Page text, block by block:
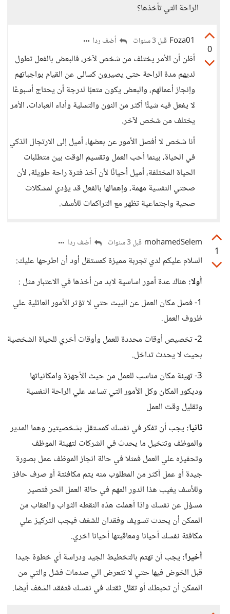
الراحة التي تأخذها؟
0
Foza01 قبل 3 سنوات أضف ردا
أظن أن الأمر يختلف من شخص لآخر، فالبعض بالفعل تطول
لديهم مدة الراحة حتى يصيرون كسالى عن القيام بواجباتهم
وإنجاز أعمالهم، والبعض يكون متعبًا لدرجة أن يحتاج أسبوعًا
لا يفعل فيه شيئًا أكثر من النون والتسلية وأداء العبادات، الأمر
يختلف من شخص لآخر.
أنا شخص لا أفصل الأمور عن بعضها، أميل إلى الارتجال الذكي
في الحياة، بينما أحب العمل وتقسيم الوقت بين متطلبات
الحياة المختلفة، أميل أحيانًا لأن آخذ فترة راحة طويلة، لأن
صحتي النفسية مهمة، وإهمالها بالفعل قد يؤدي لمشكلات
صحية واجتماعية تظهر مع التراكمات للأسف.
1
mohamedSelem قبل 3 سنوات أضف ردا
السلام عليكم لدي تجربة مميزة كمستقل أود أن اطرحها عليك:
أولا: هناك عدة أمور اساسية لابد من أخذها في الاعتبار مثل :
1- فصل مكان العمل عن البيت حتي لا تؤثر الأمور العائلية علي
ظروف العمل.
2- تخصيص أوقات محددة للعمل وأوقات أخري للحياة الشخصية
بحيث لا يحدث تداخل.
3- تهيئة مكان مناسب للعمل من حيث الأجهزة وامكانياتها
وديكور المكان وكل الأمور التي تساعد علي الراحة النفسية
وتقليل وقت العمل
ثانيا: يجب أن تفكر في نفسك كمستقل بشخصيتين وهما المدير
والموظف وتتخيل ما يحدث في الشركات لتهيئة الموظف
وتحفيزه علي العمل فمثلا في حالة انجاز الموظف عمل بصورة
جيدة أو عمل أكثر من المطلوب منه يتم مكافئتة أو صرف حافز
وللأسف يغيب هذا الدور المهم في حالة العمل الحر فتصير
مسؤل عن نفسك واذا أهملت هذه النقطه الثواب والعقاب من
الممكن أن يحدث تسويف وفقدان للشغف فيجب التركيز علي
مكافئة نفسك أحيانا ومعاقبتها أحيانا اخري.
أخيرا: يجب أن تهتم بالتخطيط الجيد ودراسة أي خطوة جيدا
قبل الخوض فيها حتي لا تتعرض الي صدمات فشل والتي من
الممكن أن تحبطك أو تقلل ثقتك في نفسك فتفقد الشغف أيضا.